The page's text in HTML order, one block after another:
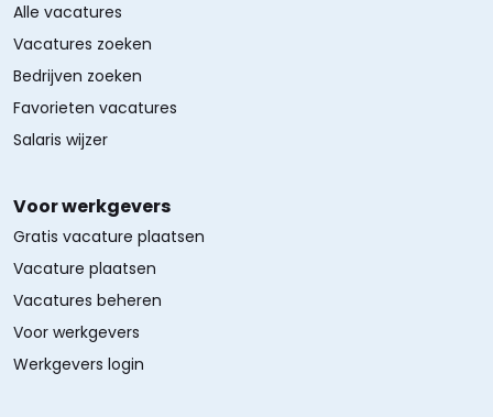
Alle vacatures
Vacatures zoeken
Bedrijven zoeken
Favorieten vacatures
Salaris wijzer
Voor werkgevers
Gratis vacature plaatsen
Vacature plaatsen
Vacatures beheren
Voor werkgevers
Werkgevers login